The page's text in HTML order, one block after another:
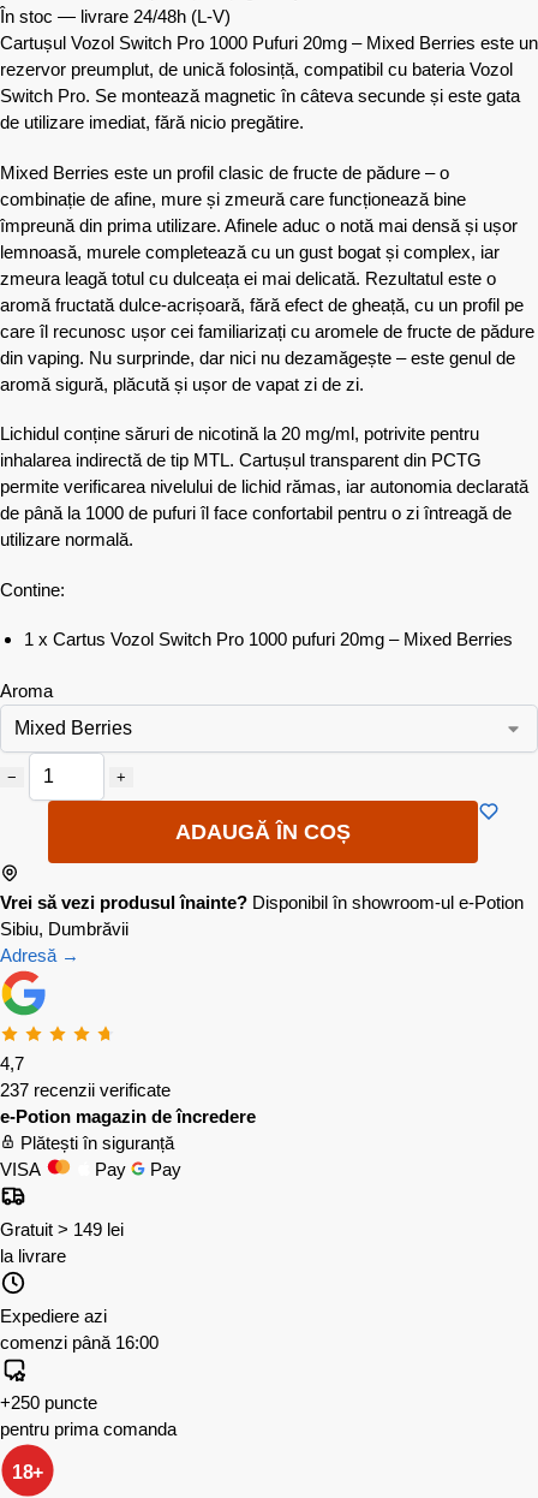
În stoc — livrare 24/48h (L-V)
Cartușul Vozol Switch Pro 1000 Pufuri 20mg – Mixed Berries este un
rezervor preumplut, de unică folosință, compatibil cu bateria Vozol
Switch Pro. Se montează magnetic în câteva secunde și este gata
de utilizare imediat, fără nicio pregătire.
Mixed Berries este un profil clasic de fructe de pădure – o
combinație de afine, mure și zmeură care funcționează bine
împreună din prima utilizare. Afinele aduc o notă mai densă și ușor
lemnoasă, murele completează cu un gust bogat și complex, iar
zmeura leagă totul cu dulceața ei mai delicată. Rezultatul este o
aromă fructată dulce-acrișoară, fără efect de gheață, cu un profil pe
care îl recunosc ușor cei familiarizați cu aromele de fructe de pădure
din vaping. Nu surprinde, dar nici nu dezamăgește – este genul de
aromă sigură, plăcută și ușor de vapat zi de zi.
Lichidul conține săruri de nicotină la 20 mg/ml, potrivite pentru
inhalarea indirectă de tip MTL. Cartușul transparent din PCTG
permite verificarea nivelului de lichid rămas, iar autonomia declarată
de până la 1000 de pufuri îl face confortabil pentru o zi întreagă de
utilizare normală.
Contine:
1 x Cartus Vozol Switch Pro 1000 pufuri 20mg – Mixed Berries
Aroma
− +
ADAUGĂ ÎN COȘ
Vrei să vezi produsul înainte? Disponibil în showroom-ul e-Potion
Sibiu, Dumbrăvii
Adresă →
4,7
237 recenzii verificate
e-Potion magazin de încredere
Plătești în siguranță
VISA
Pay Pay
Gratuit > 149 lei
la livrare
Expediere azi
comenzi până 16:00
+250 puncte
pentru prima comanda
18+